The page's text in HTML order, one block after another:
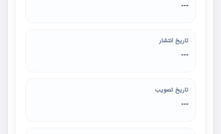
---
تاریخ انتشار
---
تاریخ تصویب
---